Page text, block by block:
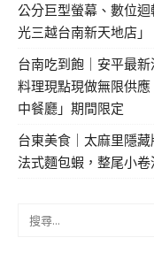
公分巨型螢幕、數位
光三越台南新天地店」
台南吃到飽｜安平最
料理現點現做無限供
中餐廳」期間限定
台東美食｜太麻里隱
法式麵包蝦，整尾小卷